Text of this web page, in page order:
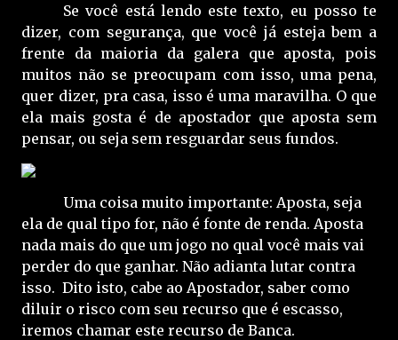
Se você está lendo este texto, eu posso te
dizer, com segurança, que você já esteja bem a
frente da maioria da galera que aposta, pois
muitos não se preocupam com isso, uma pena,
quer dizer, pra casa, isso é uma maravilha. O que
ela mais gosta é de apostador que aposta sem
pensar, ou seja sem resguardar seus fundos.
Uma coisa muito importante: Aposta, seja
ela de qual tipo for, não é fonte de renda. Aposta
nada mais do que um jogo no qual você mais vai
perder do que ganhar. Não adianta lutar contra
isso. Dito isto, cabe ao Apostador, saber como
diluir o risco com seu recurso que é escasso,
iremos chamar este recurso de Banca.